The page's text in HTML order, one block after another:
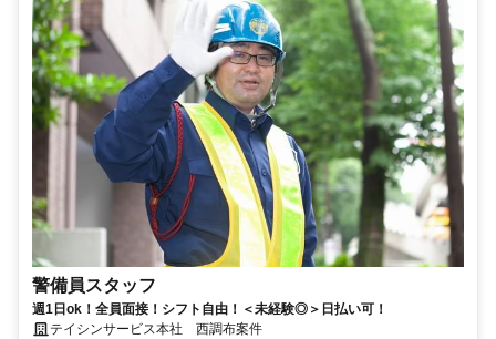
警備員スタッフ
週1日ok！全員面接！シフト自由！＜未経験◎＞日払い可！
テイシンサービス本社 西調布案件